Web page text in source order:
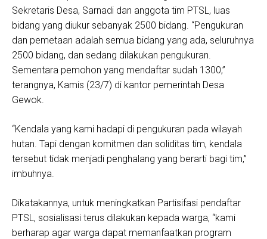
Sekretaris Desa, Sarnadi dan anggota tim PTSL, luas
bidang yang diukur sebanyak 2500 bidang. “Pengukuran
dan pemetaan adalah semua bidang yang ada, seluruhnya
2500 bidang, dan sedang dilakukan pengukuran.
Sementara pemohon yang mendaftar sudah 1300,”
terangnya, Kamis (23/7) di kantor pemerintah Desa
Gewok.
“Kendala yang kami hadapi di pengukuran pada wilayah
hutan. Tapi dengan komitmen dan soliditas tim, kendala
tersebut tidak menjadi penghalang yang berarti bagi tim,”
imbuhnya.
Dikatakannya, untuk meningkatkan Partisifasi pendaftar
PTSL, sosialisasi terus dilakukan kepada warga, “kami
berharap agar warga dapat memanfaatkan program